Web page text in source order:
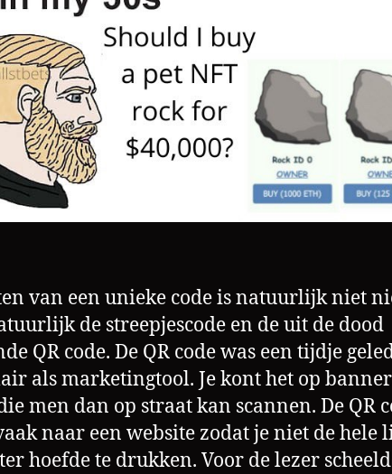
van een unieke code is natuurlijk niet
de streepjescode en de uit de dood
QR code. De QR code was een tijdje
als marketingtool. Je kont het op
men dan op straat kan scannen. De QR
naar een website zodat je niet de hele
hoefde te drukken. Voor de lezer